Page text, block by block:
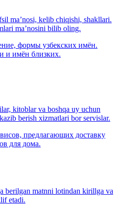
ma’nosi, kelib chiqishi, shakllari.
ma’nosini bilib oling.
формы узбекских имён.
и имён близких.
kitoblar va boshqa uy uchun
berish xizmatlari bor servislar.
предлагающих доставку
для дома.
matnni lotindan kirillga va
etadi.